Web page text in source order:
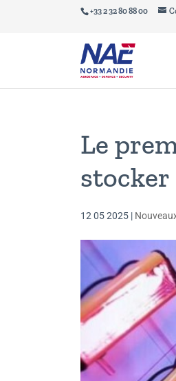
+33 2 32 80 88 00
Le
stocker
12 05 2025 |